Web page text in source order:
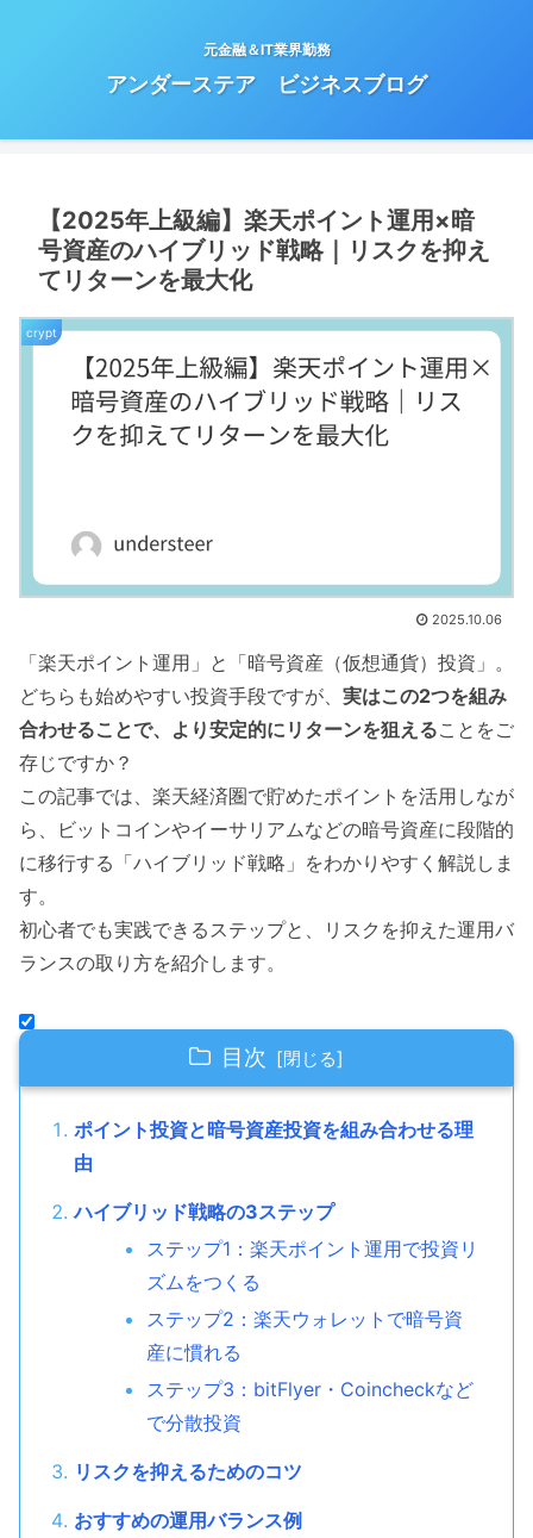
元金融＆IT業界勤務
アンダーステア ビジネスブログ
【2025年上級編】楽天ポイント運用×暗
号資産のハイブリッド戦略｜リスクを抑え
てリターンを最大化
crypt
2025.10.06
「楽天ポイント運用」と「暗号資産（仮想通貨）投資」。
どちらも始めやすい投資手段ですが、 実はこの2つを組み
合わせることで、より安定的にリターンを狙えることをご
存じですか？
この記事では、楽天経済圏で貯めたポイントを活用しなが
ら、ビットコインやイーサリアムなどの暗号資産に段階的
に移行する「ハイブリッド戦略」をわかりやすく解説しま
す。
初心者でも実践できるステップと、リスクを抑えた運用バ
ランスの取り方を紹介します。
目次
ポイント投資と暗号資産投資を組み合わせる理
由
ハイブリッド戦略の3ステップ
ステップ1：楽天ポイント運用で投資リ
ズムをつくる
ステップ2：楽天ウォレットで暗号資
産に慣れる
ステップ3：bitFlyer・Coincheckなど
で分散投資
リスクを抑えるためのコツ
おすすめの運用バランス例